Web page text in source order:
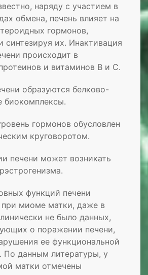
наряду с участием в
обмена, печень влияет на
гормонов,
синтезируя их. Инактивация
происходит в
и витаминов В и С.
образуются белково-
биокомплексы.
гормонов обусловлен
круговоротом.
печени может возникать
функций печени
при миоме матки, даже в
не было данных,
о поражении печени,
ее функциональной
По данным литературы, у
матки отмечены